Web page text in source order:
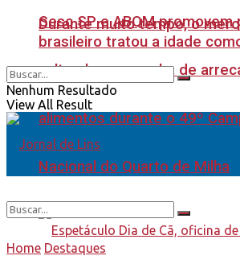
Sesc SP e ABQM promovem
cultural e campanha de
alimentos durante o 49º
Nacional do Quarto de Milha
Durante muito tempo, o
brasileiro tratou a idade
Nenhum Resultado
View All Result
Home Destaques